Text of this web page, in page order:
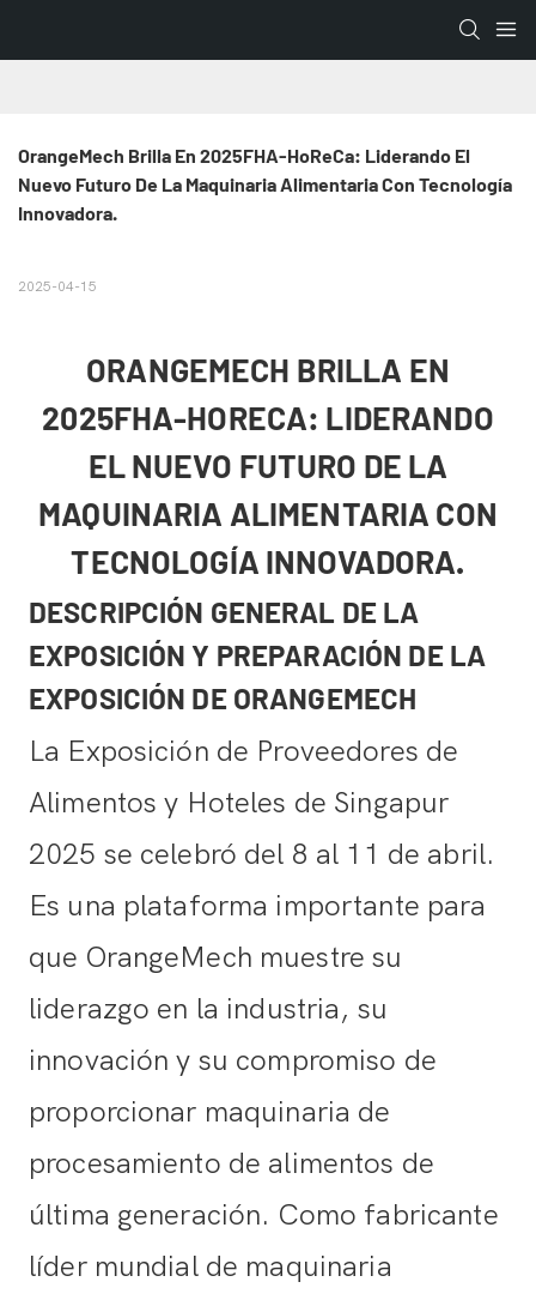
OrangeMech Brilla En 2025FHA-HoReCa: Liderando El
Nuevo Futuro De La Maquinaria Alimentaria Con Tecnología
Innovadora.
2025-04-15
ORANGEMECH BRILLA EN
2025FHA-HORECA: LIDERANDO
EL NUEVO FUTURO DE LA
MAQUINARIA ALIMENTARIA CON
TECNOLOGÍA INNOVADORA.
DESCRIPCIÓN GENERAL DE LA
EXPOSICIÓN Y PREPARACIÓN DE LA
EXPOSICIÓN DE ORANGEMECH
La Exposición de Proveedores de
Alimentos y Hoteles de Singapur
2025 se celebró del 8 al 11 de abril.
Es una plataforma importante para
que OrangeMech muestre su
liderazgo en la industria, su
innovación y su compromiso de
proporcionar maquinaria de
procesamiento de alimentos de
última generación. Como fabricante
líder mundial de maquinaria